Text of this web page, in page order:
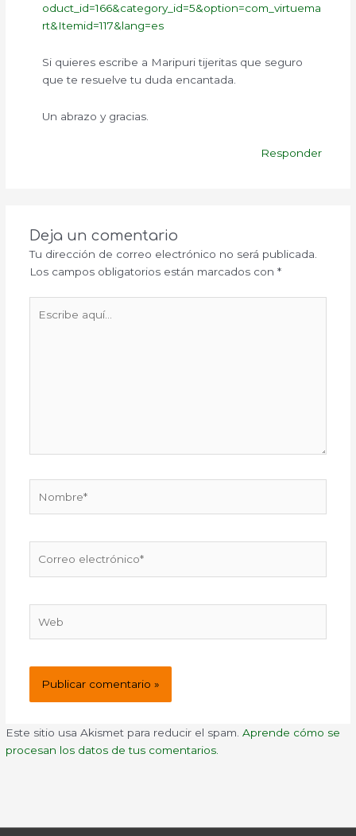
oduct_id=166&category_id=5&option=com_virtuema
rt&Itemid=117&lang=es
Si quieres escribe a Maripuri tijeritas que seguro
que te resuelve tu duda encantada.
Un abrazo y gracias.
Responder
Deja un comentario
Tu dirección de correo electrónico no será publicada.
Los campos obligatorios están marcados con *
aquí...
electrónico*
Este sitio usa Akismet para reducir el spam.Aprende cómo se
procesan los datos de tus comentarios.